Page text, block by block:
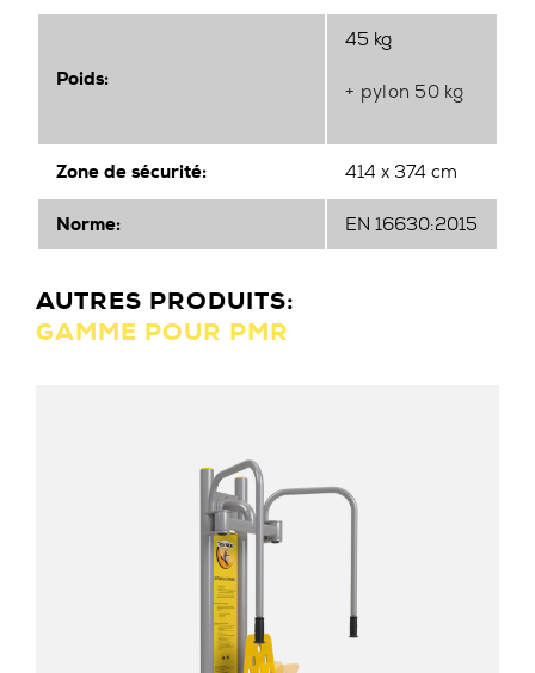
Poids:
45 kg
+ pylon 50 kg
Zone de sécurité: 414 x 374 cm
Norme: EN 16630:2015
AUTRES PRODUITS:
GAMME POUR PMR